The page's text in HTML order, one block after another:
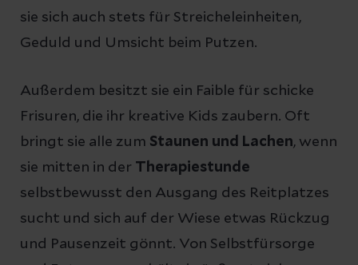
sie sich auch stets für Streicheleinheiten,
Geduld und Umsicht beim Putzen.
Außerdem besitzt sie ein Faible für schicke
Frisuren, die ihr kreative Kids zaubern. Oft
bringt sie alle zum Staunen und Lachen, wenn
sie mitten in der Therapiestunde
selbstbewusst den Ausgang des Reitplatzes
sucht und sich auf der Wiese etwas Rückzug
und Pausenzeit gönnt. Von Selbstfürsorge